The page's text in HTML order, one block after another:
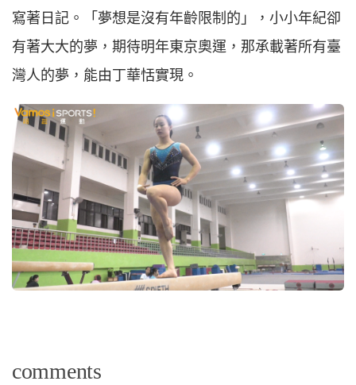
寫著日記。「夢想是沒有年齡限制的」，小小年紀卻
有著大大的夢，期待明年東京奧運，那承載著所有臺
灣人的夢，能由丁華恬實現。
comments